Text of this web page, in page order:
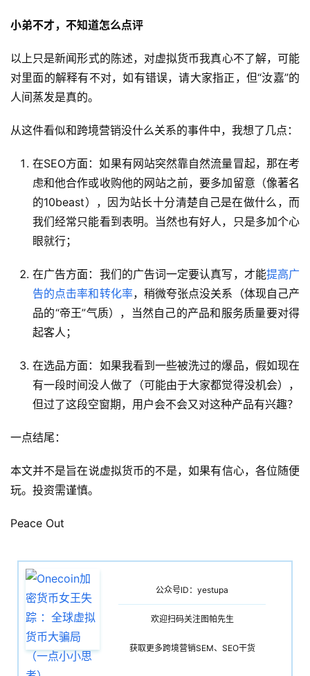
干
精
选
小弟不才，不知道怎么点评
以上只是新闻形式的陈述，对虚拟货币我真心不了解，可能
对里面的解释有不对，如有错误，请大家指正，但“汝嘉”的
人间蒸发是真的。
从这件看似和跨境营销没什么关系的事件中，我想了几点：
在SEO方面：如果有网站突然靠自然流量冒起，那在考
虑和他合作或收购他的网站之前，要多加留意（像著名
的10beast），因为站长十分清楚自己是在做什么，而
我们经常只能看到表明。当然也有好人，只是多加个心
眼就行；
在广告方面：我们的广告词一定要认真写，才能提高广
告的点击率和转化率，稍微夸张点没关系（体现自己产
品的“帝王”气质），当然自己的产品和服务质量要对得
起客人；
在选品方面：如果我看到一些被洗过的爆品，假如现在
有一段时间没人做了（可能由于大家都觉得没机会），
但过了这段空窗期，用户会不会又对这种产品有兴趣？
一点结尾：
本文并不是旨在说虚拟货币的不是，如果有信心，各位随便
玩。投资需谨慎。
Peace Out
公众号ID：yestupa
欢迎扫码关注图帕先生
获取更多跨境营销SEM、SEO干货